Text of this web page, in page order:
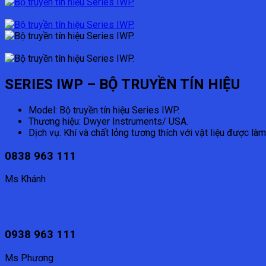
SERIES IWP – BỘ TRUYỀN TÍN HIỆU
Model: Bộ truyền tín hiệu Series IWP.
Thương hiệu: Dwyer Instruments/ USA.
Dịch vụ: Khí và chất lỏng tương thích với vật liệu được
0838 963 111
Ms Khánh
0938 963 111
Ms Phương